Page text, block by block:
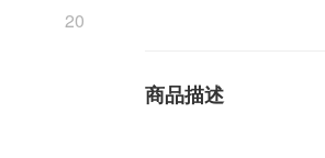
20
商品描述